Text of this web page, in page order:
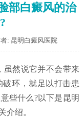
部白癜风的治
: 昆明白癜风医院
然说它并不会带来
环，就足以打击患
些什么?以下是昆明
介绍。